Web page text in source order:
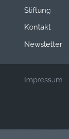
Stiftung
Kontakt
Newsletter
Impressum